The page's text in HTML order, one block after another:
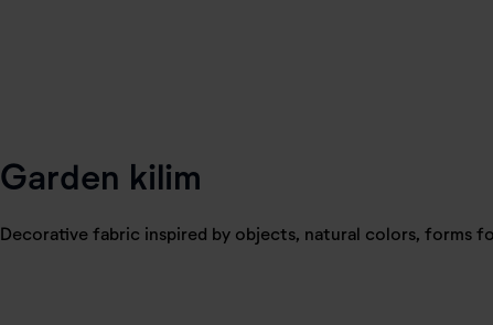
Garden kilim
Decorative fabric inspired by objects, natural colors, forms